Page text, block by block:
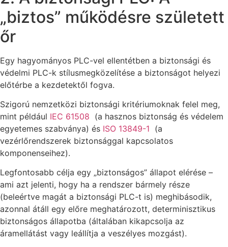
„biztos” működésre született
őr
Egy hagyományos PLC-vel ellentétben a biztonsági és
védelmi PLC-k stílusmegközelítése a biztonságot helyezi
előtérbe a kezdetektől fogva.
Szigorú nemzetközi biztonsági kritériumoknak felel meg,
mint például IEC 61508 (a hasznos biztonság és védelem
egyetemes szabványa) és ISO 13849-1 (a
vezérlőrendszerek biztonsággal kapcsolatos
komponenseihez).
Legfontosabb célja egy „biztonságos” állapot elérése –
ami azt jelenti, hogy ha a rendszer bármely része
(beleértve magát a biztonsági PLC-t is) meghibásodik,
azonnal átáll egy előre meghatározott, determinisztikus
biztonságos állapotba (általában kikapcsolja az
áramellátást vagy leállítja a veszélyes mozgást).